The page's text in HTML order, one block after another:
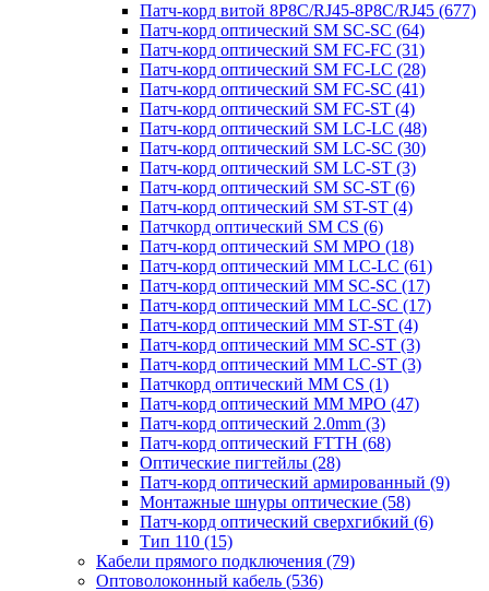
Патч-корд витой 8P8C/RJ45-8P8C/RJ45 (677)
Патч-корд оптический SM SC-SC (64)
Патч-корд оптический SM FC-FC (31)
Патч-корд оптический SM FC-LC (28)
Патч-корд оптический SM FC-SC (41)
Патч-корд оптический SM FC-ST (4)
Патч-корд оптический SM LC-LC (48)
Патч-корд оптический SM LC-SC (30)
Патч-корд оптический SM LC-ST (3)
Патч-корд оптический SM SC-ST (6)
Патч-корд оптический SM ST-ST (4)
Патчкорд оптический SM CS (6)
Патч-корд оптический SM MPO (18)
Патч-корд оптический MM LC-LC (61)
Патч-корд оптический MM SC-SC (17)
Патч-корд оптический MM LC-SC (17)
Патч-корд оптический MM ST-ST (4)
Патч-корд оптический MM SC-ST (3)
Патч-корд оптический MM LC-ST (3)
Патчкорд оптический MM CS (1)
Патч-корд оптический MM MPO (47)
Патч-корд оптический 2.0mm (3)
Патч-корд оптический FTTH (68)
Оптические пигтейлы (28)
Патч-корд оптический армированный (9)
Монтажные шнуры оптические (58)
Патч-корд оптический сверхгибкий (6)
Тип 110 (15)
Кабели прямого подключения (79)
Оптоволоконный кабель (536)